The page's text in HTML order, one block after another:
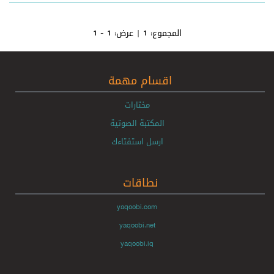
المجموع: 1 | عرض: 1 - 1
اقسام مهمة
مختارات
المكتبة الصوتية
ارسل استفتاءك
نطاقات
yaqoobi.com
yaqoobi.net
yaqoobi.iq